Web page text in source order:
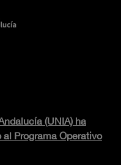
(UNIA) ha
Programa Operativo